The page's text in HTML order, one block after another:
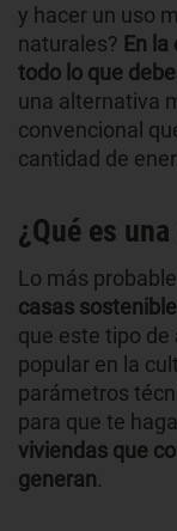
y hacer un uso
naturales? En
todo lo que
una alternativa
convencional
cantidad de
¿Qué es
Lo más
casas
que este tipo
popular en la
parámetros
para que te
viviendas que
generan.